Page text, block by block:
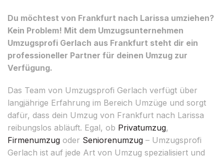
Du möchtest von Frankfurt nach Larissa umziehen?
Kein Problem! Mit dem Umzugsunternehmen
Umzugsprofi Gerlach aus Frankfurt steht dir ein
professioneller Partner für deinen Umzug zur
Verfügung.
Das Team von Umzugsprofi Gerlach verfügt über
langjährige Erfahrung im Bereich Umzüge und sorgt
dafür, dass dein Umzug von Frankfurt nach Larissa
reibungslos abläuft. Egal, ob Privatumzug,
Firmenumzug oder Seniorenumzug – Umzugsprofi
Gerlach ist auf jede Art von Umzug spezialisiert und